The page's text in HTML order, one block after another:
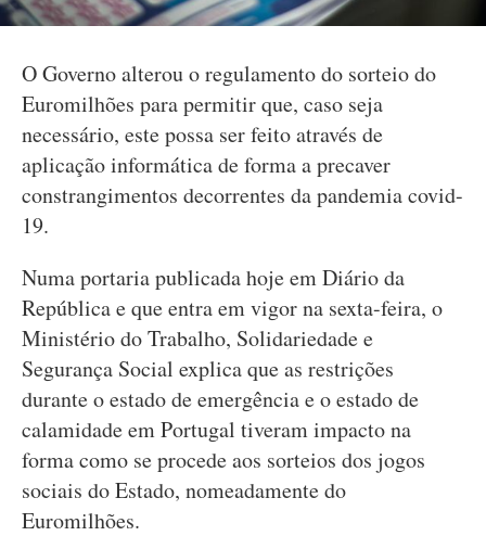
O Governo alterou o regulamento do sorteio do
Euromilhões para permitir que, caso seja
necessário, este possa ser feito através de
aplicação informática de forma a precaver
constrangimentos decorrentes da pandemia covid-
19.
Numa portaria publicada hoje em Diário da
República e que entra em vigor na sexta-feira, o
Ministério do Trabalho, Solidariedade e
Segurança Social explica que as restrições
durante o estado de emergência e o estado de
calamidade em Portugal tiveram impacto na
forma como se procede aos sorteios dos jogos
sociais do Estado, nomeadamente do
Euromilhões.